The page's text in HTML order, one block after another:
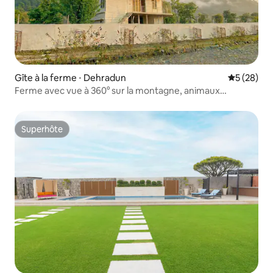
Gîte à la ferme ⋅ Dehradun
5 (28)
Ferme avec vue à 360° sur la montagne, animaux
Superhôte
Superhôte